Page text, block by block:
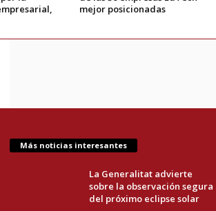
mejor posicionadas
Más noticias interesantes
La Generalitat advierte
sobre la observación segura
del próximo eclipse solar